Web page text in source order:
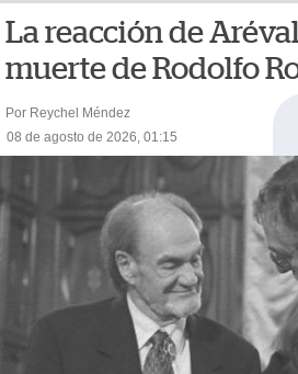
La reacción de
muerte de Rodolfo
Por Reychel Méndez
08 de agosto de 2026, 01:15